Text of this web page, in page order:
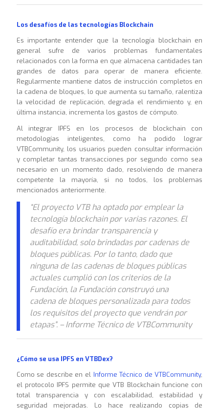
Los desafíos de las tecnologías Blockchain
Es importante entender que la tecnología blockchain en
general sufre de varios problemas fundamentales
relacionados con la forma en que almacena cantidades tan
grandes de datos para operar de manera eficiente.
Regularmente mantiene datos de instrucción completos en
la cadena de bloques, lo que aumenta su tamaño, ralentiza
la velocidad de replicación, degrada el rendimiento y, en
última instancia, incrementa los gastos de cómputo.
Al integrar IPFS en los procesos de blockchain con
metodologías inteligentes, como ha podido lograr
VTBCommunity, los usuarios pueden consultar información
y completar tantas transacciones por segundo como sea
necesario en un momento dado, resolviendo de manera
competente la mayoría, si no todos, los problemas
mencionados anteriormente.
“El proyecto VTB ha optado por emplear la
tecnología blockchain por varias razones. El
desafío era brindar transparencia y
auditabilidad, solo brindadas por cadenas de
bloques públicas. Por lo tanto, dado que
ninguna de las cadenas de bloques públicas
actuales cumplió con los criterios de la
Fundación, la Fundación construyó una
cadena de bloques personalizada para todos
los requisitos del proyecto que vendrán por
etapas”. – Informe Técnico de VTBCommunity
¿Cómo se usa IPFS en VTBDex?
Como se describe en el Informe Técnico de VTBCommunity,
el protocolo IPFS permite que VTB Blockchain funcione con
total transparencia y con escalabilidad, estabilidad y
seguridad mejoradas. Lo hace realizando copias de